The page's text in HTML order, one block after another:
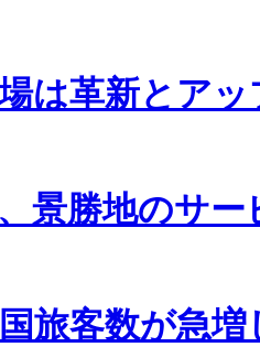
は革新とアッ
景勝地のサ
旅客数が急